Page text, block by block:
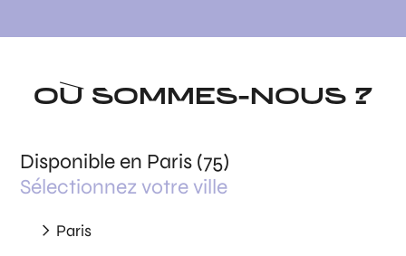
OÙ SOMMES-NOUS ?
Disponible en Paris (75)
Sélectionnez votre ville
Paris